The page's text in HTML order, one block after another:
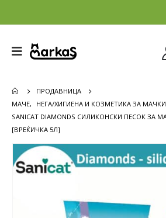
ПРОДАВНИЦА
МАЧЕ, НЕГА/ХИГИЕНА И КОЗМЕТИКА ЗА МАЧКИ
SANICAT DIAMONDS СИЛИКОНСКИ ПЕСОК ЗА
[ВРЕЌИЧКА 5Л]